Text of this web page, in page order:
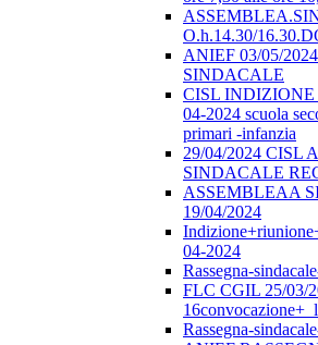
O.h.14.30/
ANIEF 03/05/
SINDACALE
CISL INDIZIONE
04-2024 scuola
primari -infanzia
29/04/2024 CISL
SINDACALE
ASSEMBLEAA
19/04/2024
04-2024
Rassegna-
FLC CGIL 25/03/
Rassegna-